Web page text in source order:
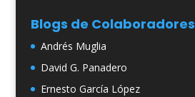
Blogs de Colaboradores
Andrés Muglia
David G. Panadero
Ernesto García López